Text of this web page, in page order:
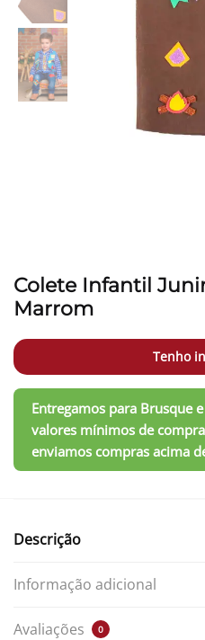
Colete Infantil
Marrom
Tenho
Descrição
Informação adicional
Avaliações 0